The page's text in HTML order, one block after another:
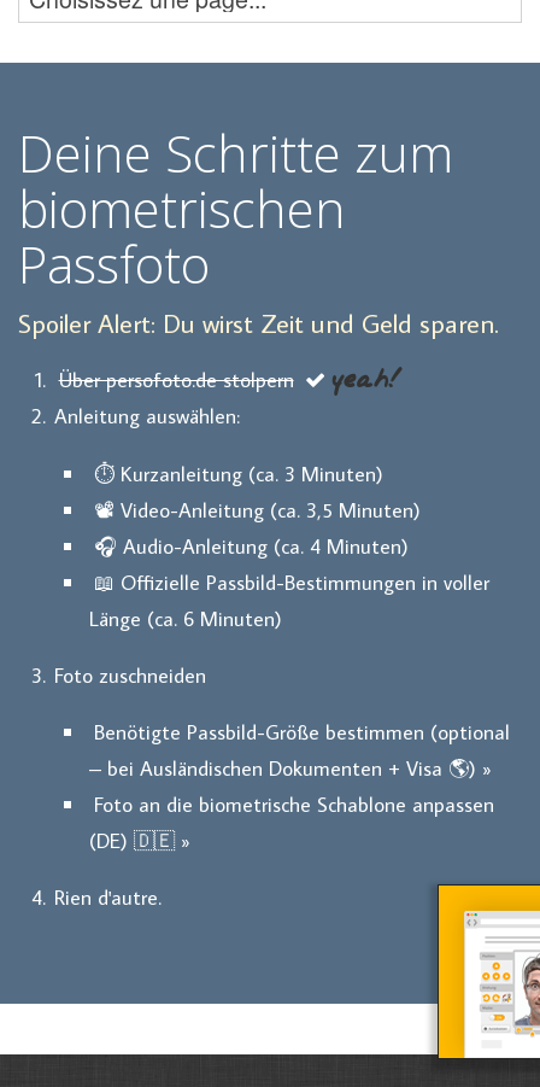
Deine Schritte zum
biometrischen
Passfoto
Spoiler Alert: Du wirst Zeit und Geld sparen.
Über persofoto.de stolpern yeah!
Anleitung auswählen:
⏱️ Kurzanleitung (ca. 3 Minuten)
📽️ Video-Anleitung (ca. 3,5 Minuten)
🎧 Audio-Anleitung (ca. 4 Minuten)
📖 Offizielle Passbild-Bestimmungen in voller
Länge (ca. 6 Minuten)
Foto zuschneiden
Benötigte Passbild-Größe bestimmen (optional
– bei Ausländischen Dokumenten + Visa 🌎) »
Foto an die biometrische Schablone anpassen
(DE) 🇩🇪 »
Rien d'autre.